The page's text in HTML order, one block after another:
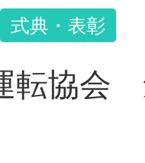
式典・表彰
転協会